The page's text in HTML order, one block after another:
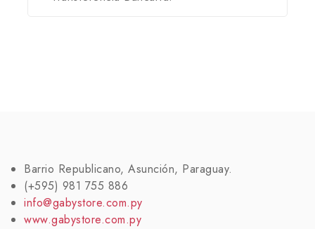
Barrio Republicano, Asunción, Paraguay.
(+595) 981 755 886
info@gabystore.com.py
www.gabystore.com.py